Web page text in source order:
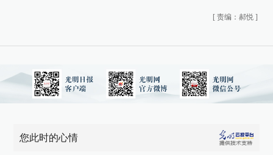
[ 责编：郝悦 ]
您此时的心情